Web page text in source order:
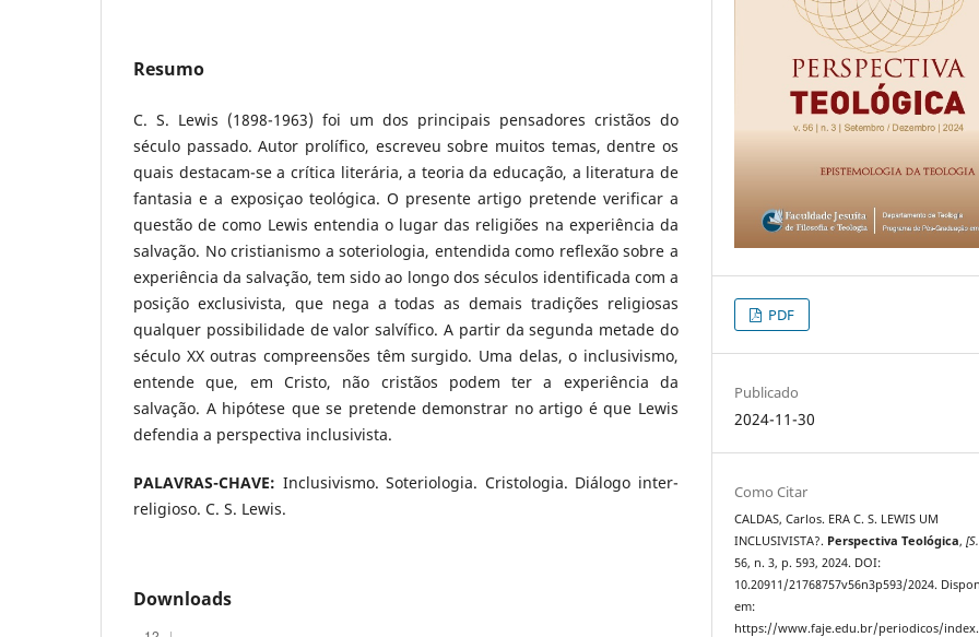
Resumo
C. S. Lewis (1898-1963) foi um dos principais pensadores cristãos do
século passado. Autor prolífico, escreveu sobre muitos temas, dentre os
quais destacam-se a crítica literária, a teoria da educação, a literatura de
fantasia e a exposiçao teológica. O presente artigo pretende verificar a
questão de como Lewis entendia o lugar das religiões na experiência da
salvação. No cristianismo a soteriologia, entendida como reflexão sobre a
experiência da salvação, tem sido ao longo dos séculos identificada com a
posição exclusivista, que nega a todas as demais tradições religiosas
qualquer possibilidade de valor salvífico. A partir da segunda metade do
século XX outras compreensões têm surgido. Uma delas, o inclusivismo,
entende que, em Cristo, não cristãos podem ter a experiência da
salvação. A hipótese que se pretende demonstrar no artigo é que Lewis
defendia a perspectiva inclusivista.
PALAVRAS-CHAVE: Inclusivismo. Soteriologia. Cristologia. Diálogo inter-
religioso. C. S. Lewis.
Downloads
PDF
Publicado
2024-11-30
Como Citar
CALDAS, Carlos. ERA C. S. LEWIS UM
INCLUSIVISTA?. Perspectiva Teológica,
56, n. 3, p. 593, 2024. DOI:
10.20911/21768757v56n3p593/2024.
em:
https://www.faje.edu.br/periodicos/